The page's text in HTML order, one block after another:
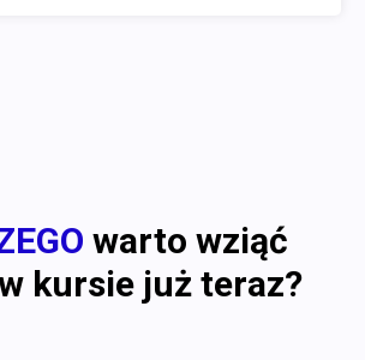
warto wziąć
kursie już teraz?